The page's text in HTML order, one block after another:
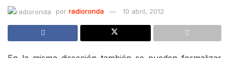
por radioronda 10 abril, 2012